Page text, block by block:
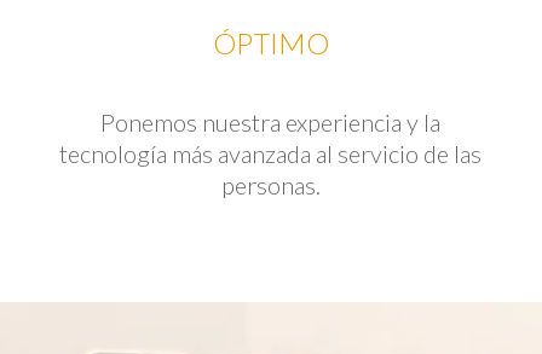
ÓPTIMO
Ponemos nuestra experiencia y la
tecnología más avanzada al servicio de las
personas.